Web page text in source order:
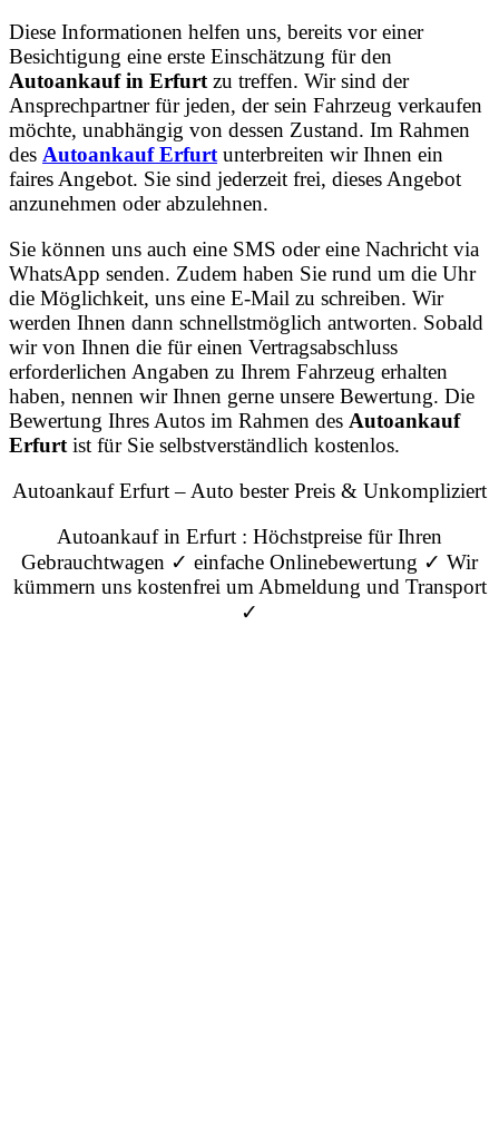
Diese Informationen helfen uns, bereits vor einer
Besichtigung eine erste Einschätzung für den
Autoankauf in Erfurtzu treffen. Wir sind der
Ansprechpartner für jeden, der sein Fahrzeug verkaufen
möchte, unabhängig von dessen Zustand. Im Rahmen
des Autoankauf Erfurtunterbreiten wir Ihnen ein
faires Angebot. Sie sind jederzeit frei, dieses Angebot
anzunehmen oder abzulehnen.
Sie können uns auch eine SMS oder eine Nachricht via
WhatsApp senden. Zudem haben Sie rund um die Uhr
die Möglichkeit, uns eine E-Mail zu schreiben. Wir
werden Ihnen dann schnellstmöglich antworten. Sobald
wir von Ihnen die für einen Vertragsabschluss
erforderlichen Angaben zu Ihrem Fahrzeug erhalten
haben, nennen wir Ihnen gerne unsere Bewertung. Die
Bewertung Ihres Autos im Rahmen des Autoankauf
Erfurtist für Sie selbstverständlich kostenlos.
Autoankauf Erfurt – Auto bester Preis & Unkompliziert
Autoankauf in Erfurt : Höchstpreise für Ihren
Gebrauchtwagen ✓ einfache Onlinebewertung ✓ Wir
kümmern uns kostenfrei um Abmeldung und Transport
✓